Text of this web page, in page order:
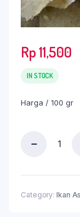
Rp11,500
IN STOCK
Harga / 100 gr
Category: Ikan